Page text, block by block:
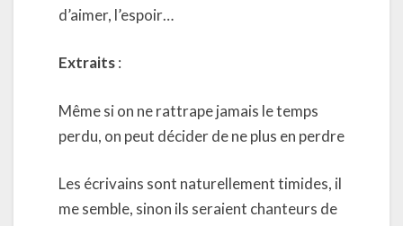
d’aimer, l’espoir…
Extraits:
Même si on ne rattrape jamais le temps
perdu, on peut décider de ne plus en perdre
Les écrivains sont naturellement timides, il
me semble, sinon ils seraient chanteurs de